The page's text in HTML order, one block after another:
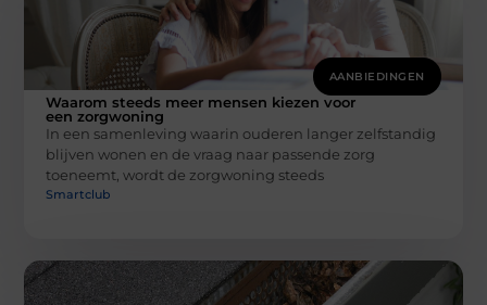
AANBIEDINGEN
Waarom steeds meer mensen kiezen voor
een zorgwoning
In een samenleving waarin ouderen langer zelfstandig
blijven wonen en de vraag naar passende zorg
toeneemt, wordt de zorgwoning steeds
Smartclub